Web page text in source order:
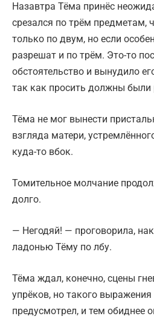
Назавтра Тёма принёс
срезался по трём предметам,
только по двум, но если
разрешат и по трём. Это-то
обстоятельство и вынудило
так как просить должны были
Тёма не мог вынести
взгляда матери,
куда-то вбок.
Томительное молчание
долго.
— Негодяй! — проговорила,
ладонью Тёму по лбу.
Тёма ждал, конечно, сцены
упрёков, но такого выражения
предусмотрел, и тем обиднее